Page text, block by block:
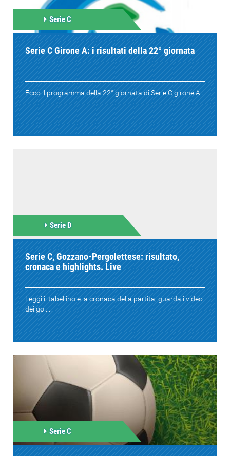
Serie C
Serie C Girone A: i risultati della 22° giornata
Ecco il programma della 22° giornata di Serie C girone A...
Serie D
Serie C, Gozzano-Pergolettese: risultato,
cronaca e highlights. Live
Leggi il tabellino e la cronaca della partita, guarda i video
dei gol....
Serie C